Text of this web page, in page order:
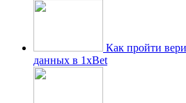
Как пройти
данных в 1xBet